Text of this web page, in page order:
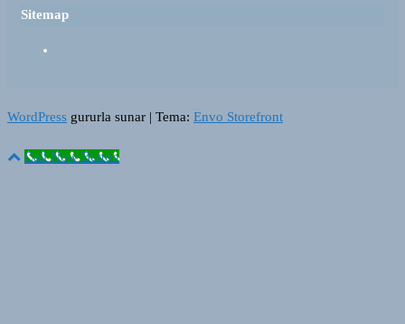
Sitemap
WordPress gururla sunar | Tema: Envo Storefront
Call Now Button